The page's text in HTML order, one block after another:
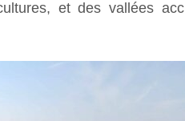
et des vallées